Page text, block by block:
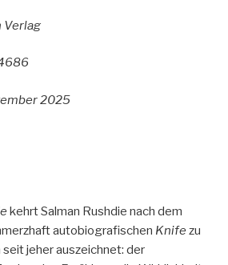
Verlag
2025
kehrt Salman Rushdie nach dem
autobiografischen Knife zu
seit jeher auszeichnet: der